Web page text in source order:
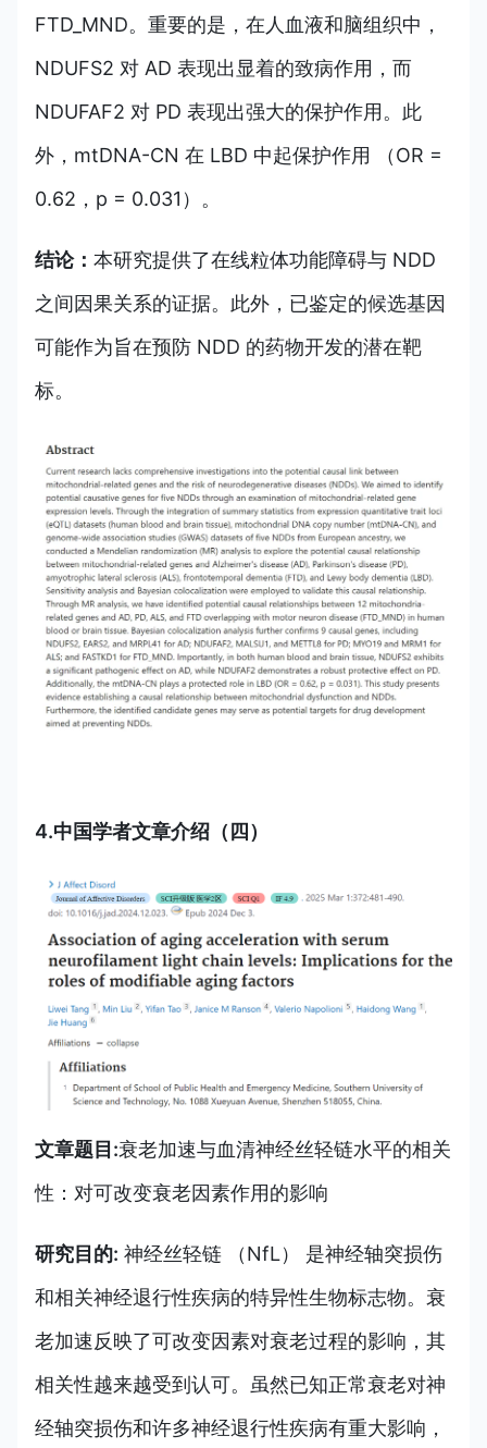
FTD_MND。重要的是，在人血液和脑组织中，
NDUFS2 对 AD 表现出显着的致病作用，而
NDUFAF2 对 PD 表现出强大的保护作用。此
外，mtDNA-CN 在 LBD 中起保护作用 （OR =
0.62，p = 0.031）。
结论： 本研究提供了在线粒体功能障碍与 NDD
之间因果关系的证据。此外，已鉴定的候选基因
可能作为旨在预防 NDD 的药物开发的潜在靶
标。
4.中国学者文章介绍（四）
文章题目:衰老加速与血清神经丝轻链水平的相关
性：对可改变衰老因素作用的影响
研究目的: 神经丝轻链 （NfL） 是神经轴突损伤
和相关神经退行性疾病的特异性生物标志物。衰
老加速反映了可改变因素对衰老过程的影响，其
相关性越来越受到认可。虽然已知正常衰老对神
经轴突损伤和许多神经退行性疾病有重大影响，